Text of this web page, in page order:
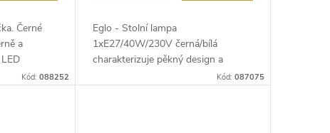
Černé
a
Kód: 088252
Eglo - Stolní lampa
1xE27/40W/230V černá/bílá
charakterizuje pěkný design a
Kód: 087075